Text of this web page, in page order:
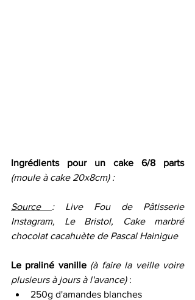
Ingrédients pour un cake 6/8 parts
(moule à cake 20x8cm) :
Source : Live Fou de Pâtisserie
Instagram, Le Bristol, Cake marbré
chocolat cacahuète de Pascal Hainigue
Le praliné vanille (à faire la veille voire
plusieurs à jours à l'avance) :
250g d'amandes blanches